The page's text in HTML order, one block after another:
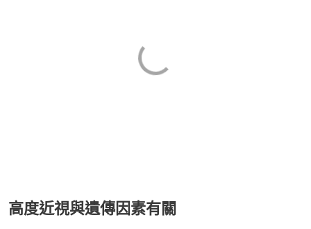
高度近視與遺傳因素有關